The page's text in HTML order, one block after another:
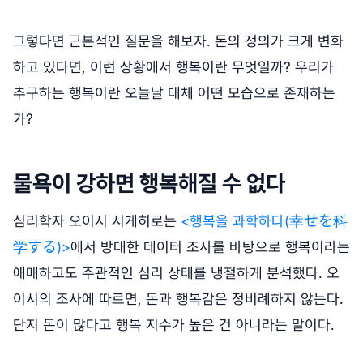
그렇다면 근본적인 질문을 해보자. 돈의 정의가 크게 변화
하고 있다면, 이런 상황에서 행복이란 무엇일까? 우리가
추구하는 행복이란 오늘날 대체 어떤 모습으로 존재하는
가?
물욕이 강하면 행복해질 수 없다
심리학자 오이시 시게히로는 <행복을 과학하다(幸せを科
学する)>에서 방대한 데이터 조사를 바탕으로 행복이라는
애매하고도 주관적인 심리 상태를 냉철하게 분석했다. 오
이시의 조사에 따르면, 돈과 행복감은 정비례하지 않는다.
단지 돈이 많다고 행복 지수가 높은 건 아니라는 말이다.